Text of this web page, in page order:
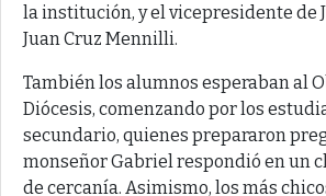
la institución, y el vicepresidente de
Juan Cruz Mennilli.
También los alumnos esperaban al
Diócesis, comenzando por los
secundario, quienes prepararon
monseñor Gabriel respondió en un
de cercanía. Asimismo, los más